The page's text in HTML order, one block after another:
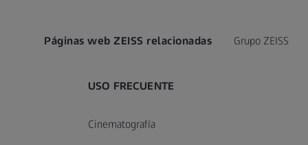
Páginas web ZEISS relacionadas Grupo ZEISS
USO FRECUENTE
Cinematografía